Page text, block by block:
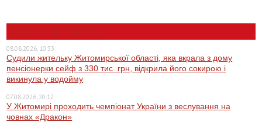
НОВИНИ ЖИТОМИРА
08.08.2026, 10:33
Судили жительку Житомирської області, яка вкрала з дому
пенсіонерки сейф з 330 тис. грн, відкрила його сокирою і
викинула у водойму
07.08.2026, 20:12
У Житомирі проходить чемпіонат України з веслування на
човнах «Дракон»